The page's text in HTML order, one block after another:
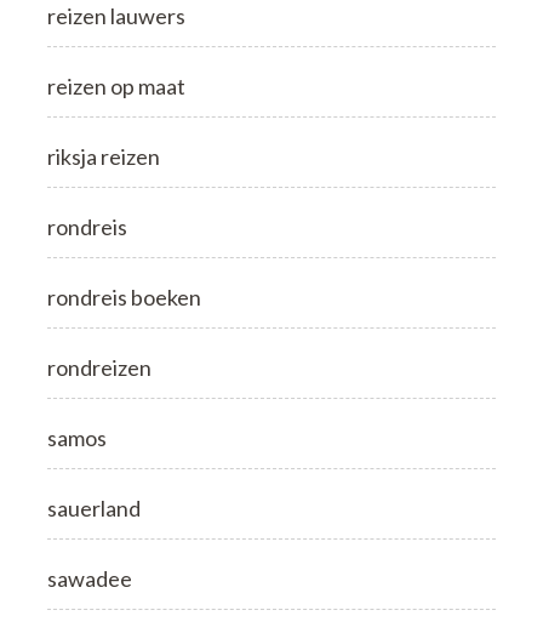
reizen lauwers
reizen op maat
riksja reizen
rondreis
rondreis boeken
rondreizen
samos
sauerland
sawadee